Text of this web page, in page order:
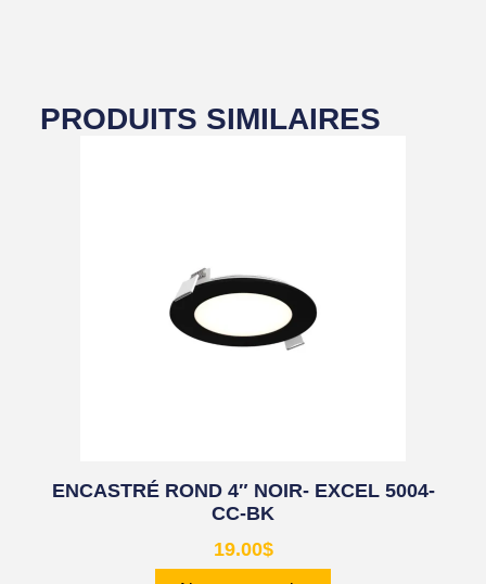
PRODUITS SIMILAIRES
ENCASTRÉ ROND 4″ NOIR- EXCEL 5004-
CC-BK
19.00$